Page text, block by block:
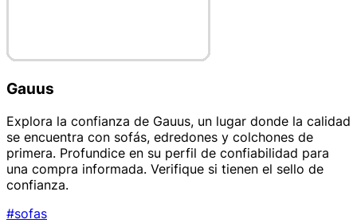
Gauus
Explora la confianza de Gauus, un lugar donde la calidad
se encuentra con sofás, edredones y colchones de
primera. Profundice en su perfil de confiabilidad para
una compra informada. Verifique si tienen el sello de
confianza.
#sofas